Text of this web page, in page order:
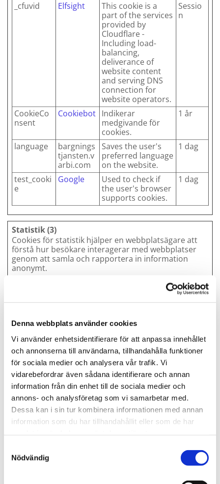
Denna webbplats använder cookies
Vi använder enhetsidentifierare för att anpassa innehållet
och annonserna till användarna, tillhandahålla funktioner
för sociala medier och analysera vår trafik. Vi
vidarebefordrar även sådana identifierare och annan
information från din enhet till de sociala medier och
annons- och analysföretag som vi samarbetar med.
Dessa kan i sin tur kombinera informationen med annan
information som du har tillhandahållit eller som de har
Nödvändig
_cfuvid Elfsight
This cookie is a
part of the services
provided by
Cloudflare -
Including load-
balancing,
deliverance of
website content
and serving DNS
connection for
website operators.
Sessio
n
CookieCo
nsent
Cookiebot Indikerar
medgivande för
cookies.
1 år
language
bargnings
tjansten.v
arbi.com
Saves the user's
preferred language
on the website.
1 dag
test_cooki
e
Google
Used to check if
the user's browser
supports cookies.
1 dag
Statistik (3)
Cookies för statistik hjälper en webbplatsägare att
förstå hur besökare interagerar med webbplatser
genom att samla och rapportera in information
anonymt.
Maximal
lagringstid
_ga används för att
förstå hur
besökaren
navigerar runt på
webbplatsen
_ga_# Google
Used by Google
Analytics to collect
data on the
number of times a
user has visited the
website as well as
dates for the first
and most recent
2 år
NRBA_SES
Bestän
dig